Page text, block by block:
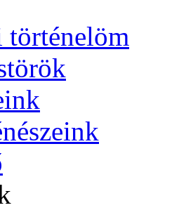
történelöm